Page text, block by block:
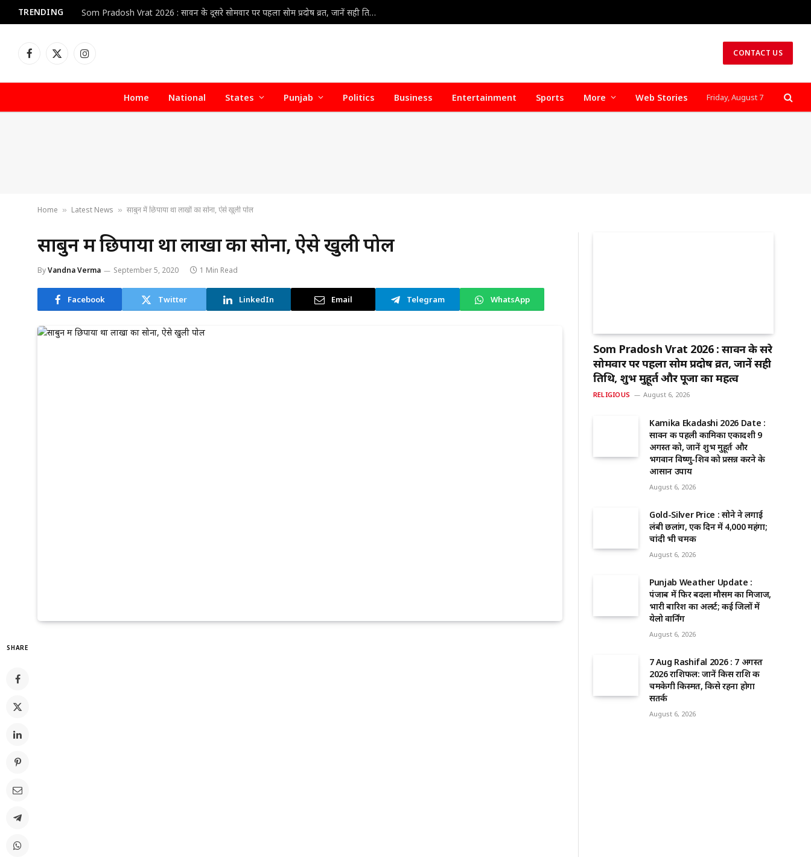
TRENDING Som Pradosh Vrat 2026 : सावन के दूसरे सोमवार पर पहला सोम प्रदोष व्रत, जानें सही तिथि, शुभ मुहूर्त और पूजा का महत्व
Facebook
X
Instagram CONTACT US
Home National States Punjab Politics Business Entertainment Sports More Web Stories Friday, August 7
Home » Latest News » साबुन में छिपाया था लाखों का सोना, ऐसे खुली पोल
साबुन में छिपाया था लाखों का सोना, ऐसे खुली पोल
ByVandna Verma September 5, 2020 1 Min Read
Facebook Twitter LinkedIn Email Telegram WhatsApp
SHARE
Som Pradosh Vrat 2026 : सावन के दूसरे
सोमवार पर पहला सोम प्रदोष व्रत, जानें सही
तिथि, शुभ मुहूर्त और पूजा का महत्व
RELIGIOUS August 6, 2026
Kamika Ekadashi 2026 Date :
सावन की पहली कामिका एकादशी 9
अगस्त को, जानें शुभ मुहूर्त और
भगवान विष्णु-शिव को प्रसन्न करने के
आसान उपाय
August 6, 2026
Gold-Silver Price : सोने ने लगाई
लंबी छलांग, एक दिन में ₹4,000 महंगा;
चांदी भी चमकी
August 6, 2026
Punjab Weather Update :
पंजाब में फिर बदला मौसम का मिजाज,
भारी बारिश का अलर्ट; कई जिलों में
येलो वार्निंग
August 6, 2026
7 Aug Rashifal 2026 : 7 अगस्त
2026 राशिफल: जानें किस राशि की
चमकेगी किस्मत, किसे रहना होगा
सतर्क
August 6, 2026